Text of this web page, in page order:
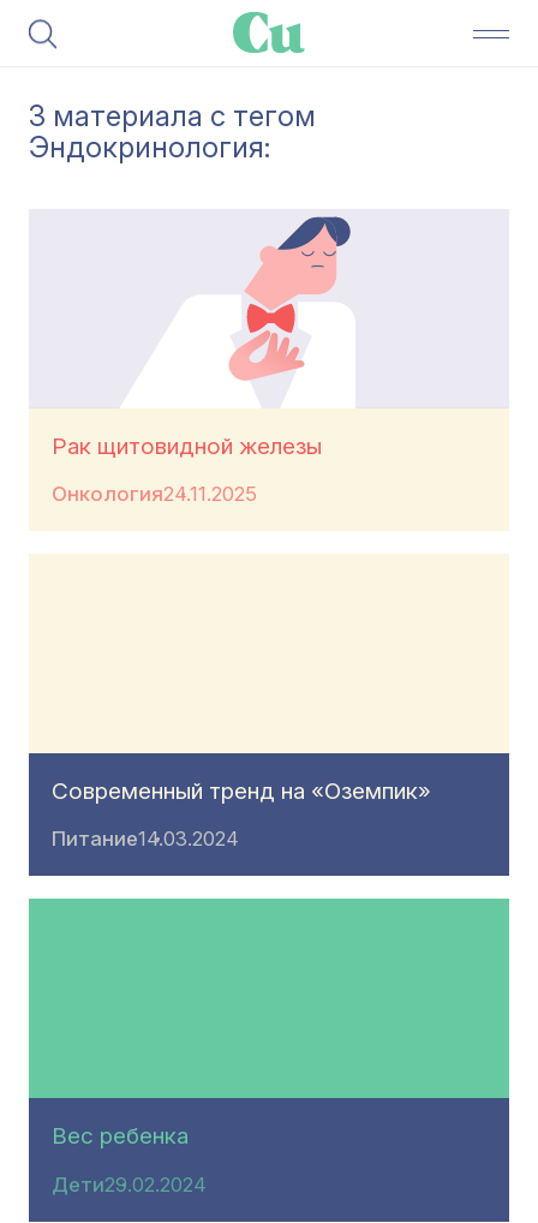
3 материала с тегом
Эндокринология:
Рак щитовидной железы
Онкология24.11.2025
Современный тренд на «Оземпик»
Питание14.03.2024
Вес ребенка
Дети29.02.2024